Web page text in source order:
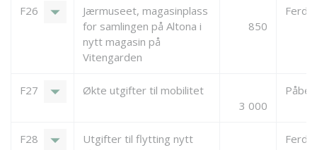
F26 arrow_drop_down
Jærmuseet, magasinplass
for samlingen på Altona i
nytt magasin på
Vitengarden
850
F27 arrow_drop_down
Økte utgifter til mobilitet
3 000
F28 arrow_drop_down
Utgifter til flytting nytt